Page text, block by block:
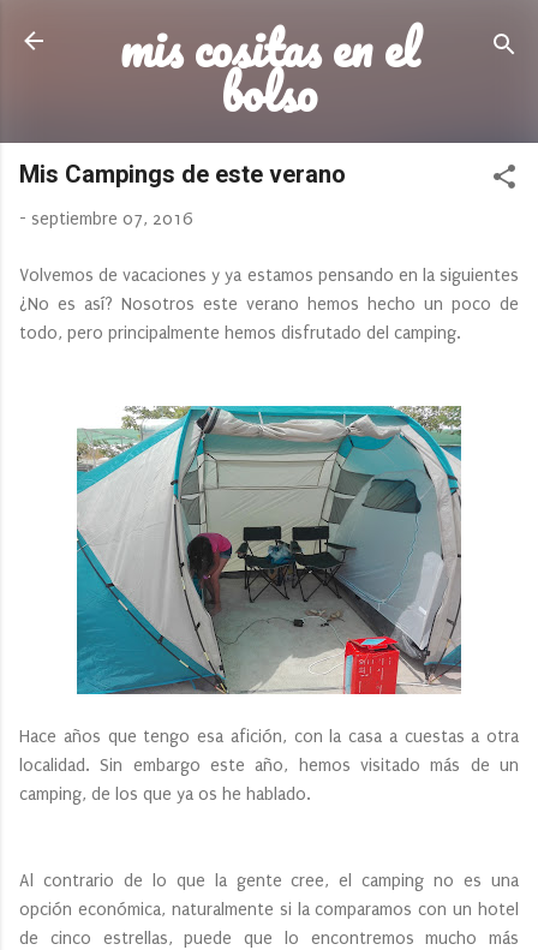
Ir al contenido principal
mis cositas en el
bolso
Mis Campings de este verano
- septiembre 07, 2016
Volvemos de vacaciones y ya estamos pensando en la siguientes
¿No es así? Nosotros este verano hemos hecho un poco de
todo, pero principalmente hemos disfrutado del camping.
Hace años que tengo esa afición, con la casa a cuestas a otra
localidad. Sin embargo este año, hemos visitado más de un
camping, de los que ya os he hablado.
Al contrario de lo que la gente cree, el camping no es una
opción económica, naturalmente si la comparamos con un hotel
de cinco estrellas, puede que lo encontremos mucho más